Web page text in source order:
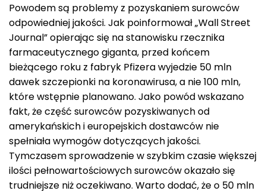
Powodem są problemy z pozyskaniem surowców
odpowiedniej jakości. Jak poinformował „Wall Street
Journal” opierając się na stanowisku rzecznika
farmaceutycznego giganta, przed końcem
bieżącego roku z fabryk Pfizera wyjedzie 50 mln
dawek szczepionki na koronawirusa, a nie 100 mln,
które wstępnie planowano. Jako powód wskazano
fakt, że część surowców pozyskiwanych od
amerykańskich i europejskich dostawców nie
spełniała wymogów dotyczących jakości.
Tymczasem sprowadzenie w szybkim czasie większej
ilości pełnowartościowych surowców okazało się
trudniejsze niż oczekiwano. Warto dodać, że o 50 mln